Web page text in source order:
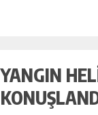
YANGIN